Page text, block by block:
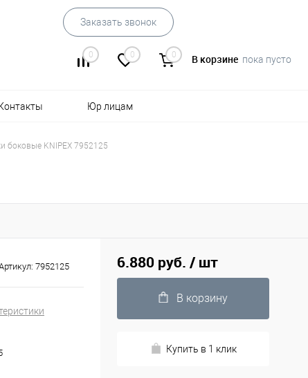
Заказать звонок
0 0 0 В корзине пока пусто
Контакты Юр лицам
боковые KNIPEX 7952125
7952125 6.880 руб. / шт
В корзину
Купить в 1 клик